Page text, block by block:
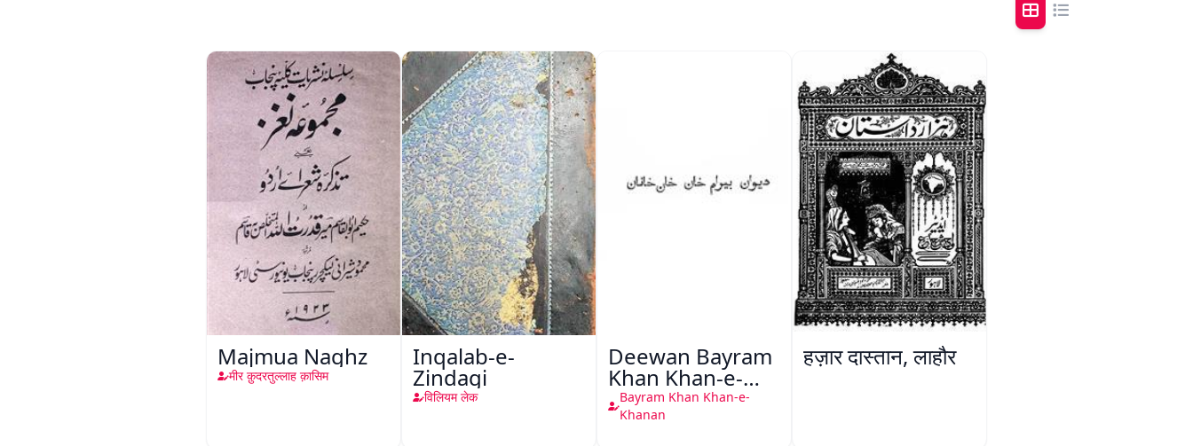
Majmua Naghz
मीर क़ुदरतुल्लाह क़ासिम
Inqalab-e-
Zindagi
विलियम लेक
Deewan Bayram
Khan Khan-e-
Khanan
Bayram Khan Khan-e-
Khanan
हज़ार दास्तान, लाहौर